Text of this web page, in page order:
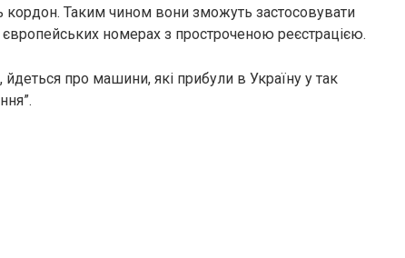
Таким чином вони зможуть застосовувати
номерах з простроченою реєстрацією.
, йдеться про машини, які прибули в Україну у так